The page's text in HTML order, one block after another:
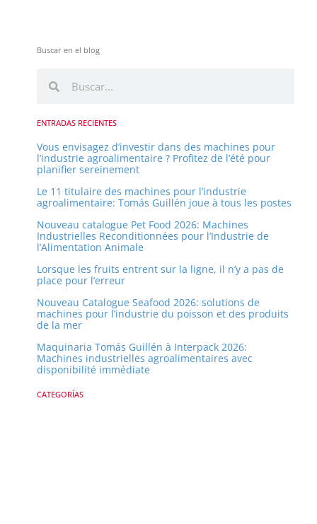
Buscar en el blog
h
r
c
e
r
c
h
e
r
c
h
e
r
ENTRADAS RECIENTES
Vous envisagez d’investir dans des machines pour
l’industrie agroalimentaire ? Profitez de l’été pour
planifier sereinement
Le 11 titulaire des machines pour l’industrie
agroalimentaire: Tomás Guillén joue à tous les postes
Nouveau catalogue Pet Food 2026: Machines
Industrielles Reconditionnées pour l’Industrie de
l’Alimentation Animale
Lorsque les fruits entrent sur la ligne, il n’y a pas de
place pour l’erreur
Nouveau Catalogue Seafood 2026: solutions de
machines pour l’industrie du poisson et des produits
de la mer
Maquinaria Tomás Guillén à Interpack 2026:
Machines industrielles agroalimentaires avec
disponibilité immédiate
CATEGORÍAS